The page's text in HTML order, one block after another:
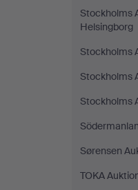
Stockholms
Helsingborg
Stockholms
Stockholms
Stockholms
Sørensen
TOKA